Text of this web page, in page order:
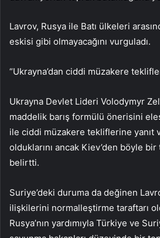
Lavrov, Rusya ile Batı ülkeleri
eskisi gibi olmayacağını vurguladı.
“Ukrayna’dan ciddi müzakere
Ukrayna Devlet Lideri Volodymyr
maddelik barış formülü önerisini
ile ciddi müzakere tekliflerine yanıt
olduklarını ancak Kiev’den böyle bir
belirtti.
Suriye’deki duruma da değinen
ilişkilerini normalleştirme taraftarı
Rusya’nın yardımıyla Türkiye ve